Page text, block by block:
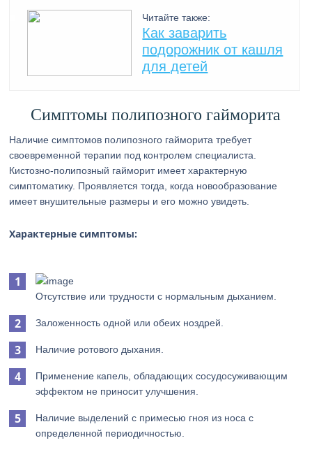
Читайте также:
Как заварить
подорожник от кашля
для детей
Симптомы полипозного гайморита
Наличие симптомов полипозного гайморита требует
своевременной терапии под контролем специалиста.
Кистозно-полипозный гайморит имеет характерную
симптоматику. Проявляется тогда, когда новообразование
имеет внушительные размеры и его можно увидеть.
Характерные симптомы:
Отсутствие или трудности с нормальным дыханием.
Заложенность одной или обеих ноздрей.
Наличие ротового дыхания.
Применение капель, обладающих сосудосуживающим
эффектом не приносит улучшения.
Наличие выделений с примесью гноя из носа с
определенной периодичностью.